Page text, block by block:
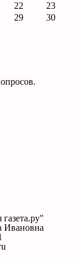
22
23
29
30
Ивановна